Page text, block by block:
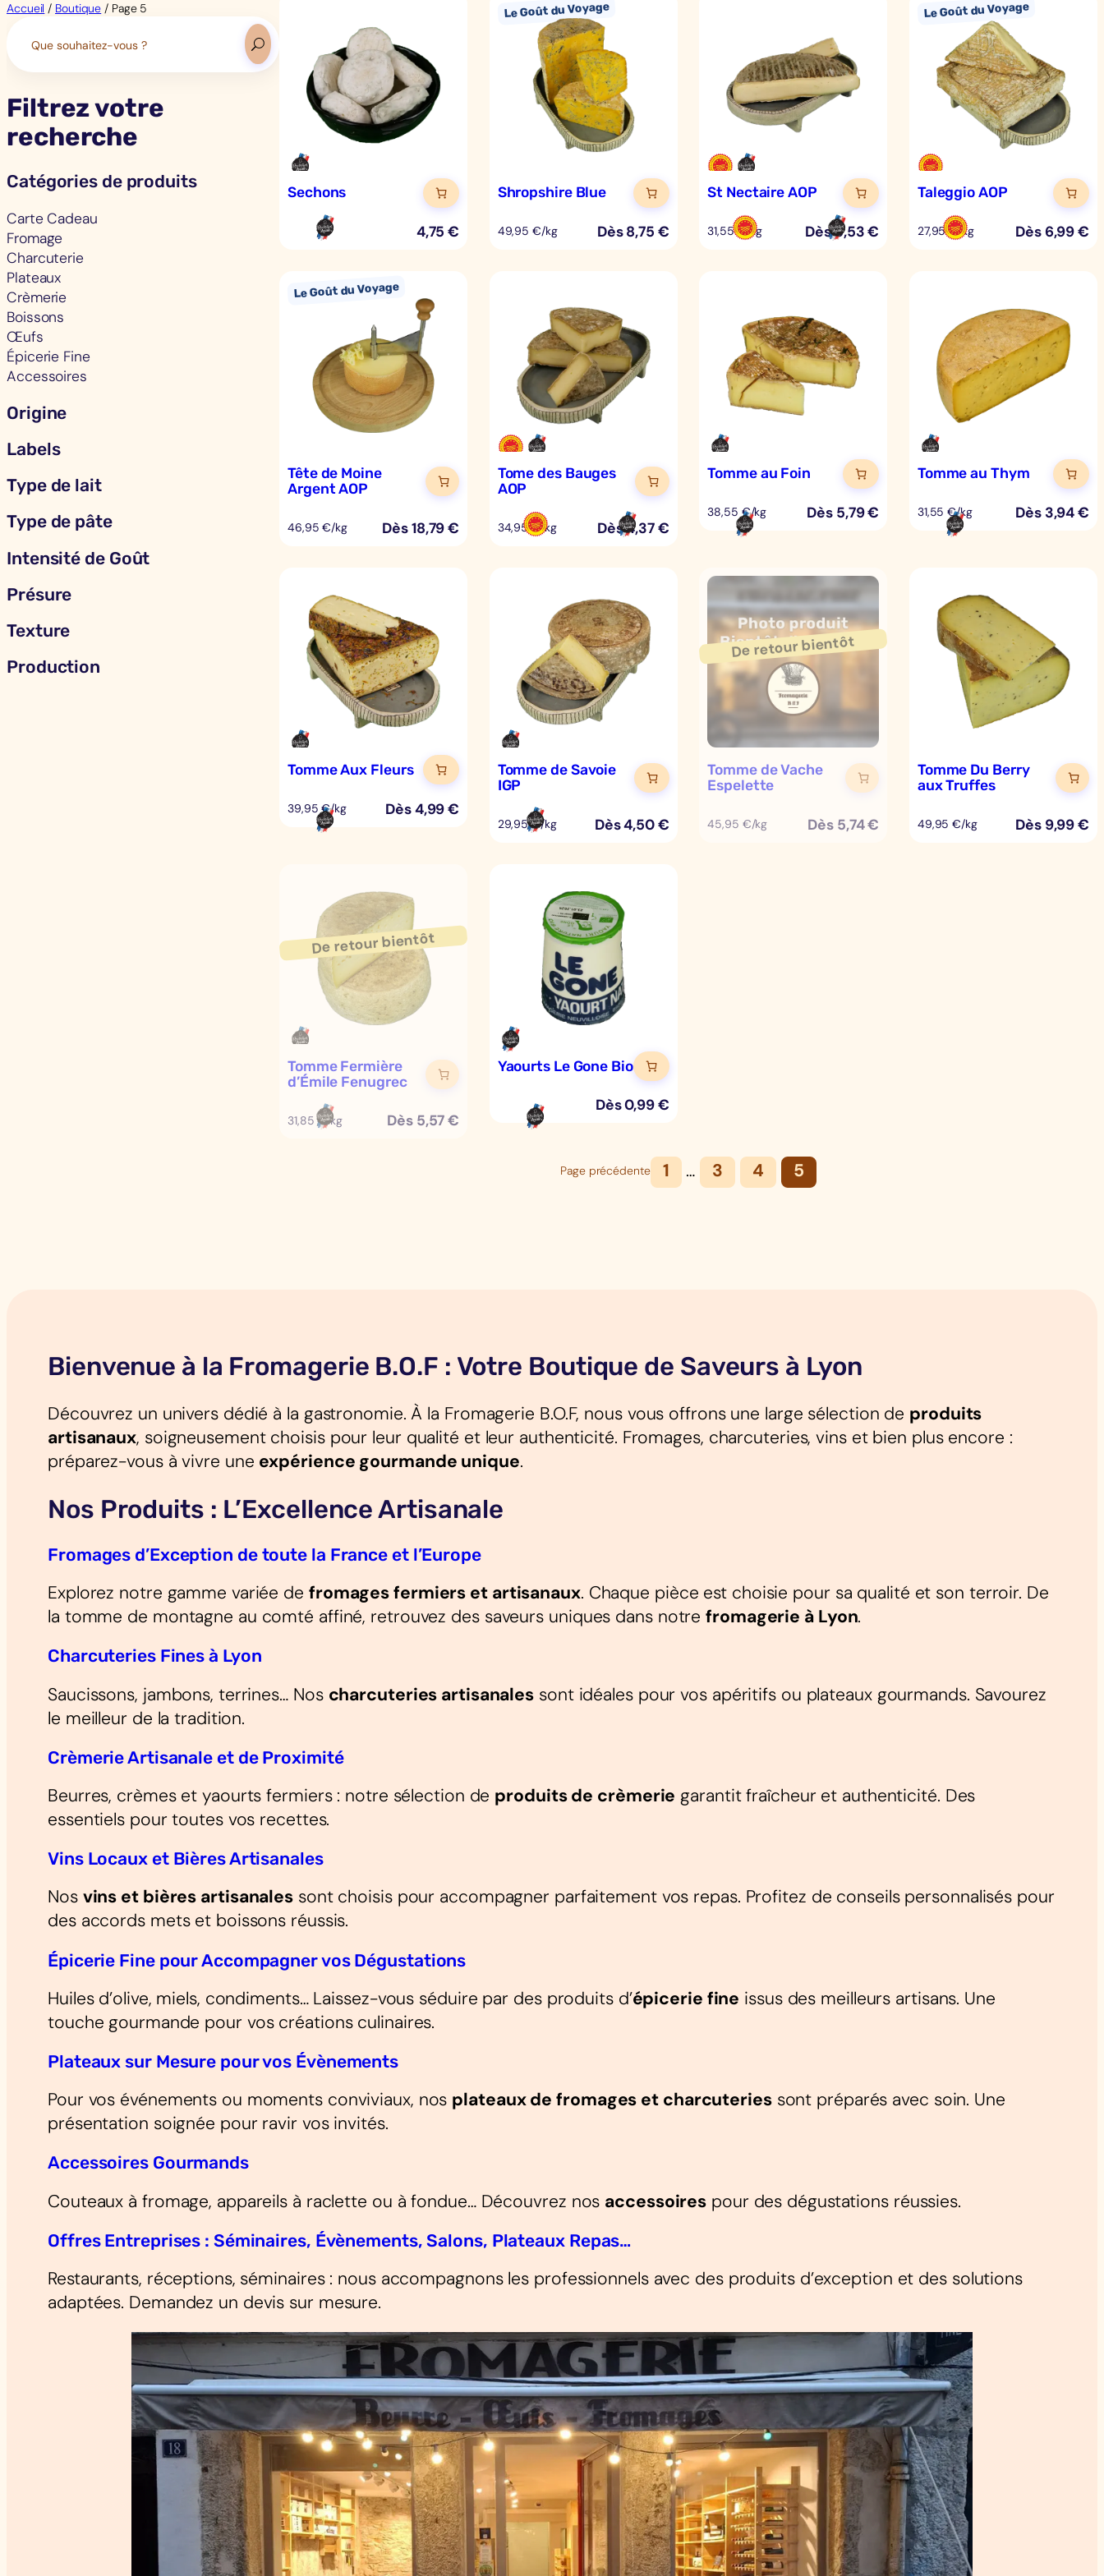
Accueil / Boutique / Page 5
for:
Filtrez votre
recherche
Catégories de produits
Carte Cadeau
Fromage
Charcuterie
Plateaux
Crèmerie
Boissons
Œufs
Épicerie Fine
Accessoires
Origine
Labels
Type de lait
Type de pâte
Intensité de Goût
Présure
Texture
Production
Sechons
4,75€
Shropshire Blue
49,95 €/kg Dès8,75 €
St Nectaire AOP
31,55 €/kg Dès5,53€
Taleggio AOP
27,95 €/kg Dès 6,99€
Tête de Moine
Argent AOP
46,95 €/kg Dès18,79€
Tome des Bauges
AOP
34,95 €/kg Dès4,37€
Tomme au Foin
38,55 €/kg Dès 5,79€
Tomme au Thym
31,55 €/kg Dès 3,94€
Tomme Aux Fleurs
39,95 €/kg Dès4,99€
Tomme de Savoie
IGP
29,95 €/kg Dès4,50€
Tomme de Vache
Espelette
45,95 €/kg Dès 5,74€
Tomme Du Berry
aux Truffes
49,95 €/kg Dès 9,99€
Tomme Fermière
d’Émile Fenugrec
31,85 €/kg Dès 5,57€
Yaourts Le Gone Bio
Dès0,99€
Page précédente 1 … 3 4 5
Bienvenue à la Fromagerie B.O.F : Votre Boutique de Saveurs à Lyon
Découvrez un univers dédié à la gastronomie. À la Fromagerie B.O.F, nous vous offrons une large sélection de produits
artisanaux, soigneusement choisis pour leur qualité et leur authenticité. Fromages, charcuteries, vins et bien plus encore :
préparez-vous à vivre une expérience gourmande unique.
Nos Produits : L’Excellence Artisanale
Fromages d’Exception de toute la France et l’Europe
Explorez notre gamme variée de fromages fermiers et artisanaux. Chaque pièce est choisie pour sa qualité et son terroir. De
la tomme de montagne au comté affiné, retrouvez des saveurs uniques dans notrefromagerie à Lyon.
Charcuteries Fines à Lyon
Saucissons, jambons, terrines… Nos charcuteries artisanales sont idéales pour vos apéritifs ou plateaux gourmands. Savourez
le meilleur de la tradition.
Crèmerie Artisanale et de Proximité
Beurres, crèmes et yaourts fermiers : notre sélection de produits de crèmerie garantit fraîcheur et authenticité. Des
essentiels pour toutes vos recettes.
Vins Locaux et Bières Artisanales
Nos vins et bières artisanales sont choisis pour accompagner parfaitement vos repas. Profitez de conseils personnalisés pour
des accords mets et boissons réussis.
Épicerie Fine pour Accompagner vos Dégustations
Huiles d’olive, miels, condiments… Laissez-vous séduire par des produits d’épicerie fine issus des meilleurs artisans. Une
touche gourmande pour vos créations culinaires.
Plateaux sur Mesure pour vos Évènements
Pour vos événements ou moments conviviaux, nos plateaux de fromages et charcuteriessont préparés avec soin. Une
présentation soignée pour ravir vos invités.
Accessoires Gourmands
Couteaux à fromage, appareils à raclette ou à fondue… Découvrez nos accessoires pour des dégustations réussies.
Offres Entreprises : Séminaires, Évènements, Salons, Plateaux Repas…
Restaurants, réceptions, séminaires : nous accompagnons les professionnels avec des produits d’exception et des solutions
adaptées. Demandez un devis sur mesure.